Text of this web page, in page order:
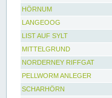
HÖRNUM
LANGEOOG
LIST AUF SYLT
MITTELGRUND
NORDERNEY RIFFGAT
PELLWORM ANLEGER
SCHARHÖRN